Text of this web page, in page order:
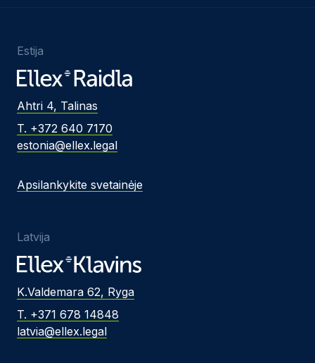
Estija
Ahtri 4, Talinas
T. +372 640 7170
estonia@ellex.legal
Apsilankykite svetainėje
Latvija
K.Valdemara 62, Ryga
T. +371 678 14848
latvia@ellex.legal